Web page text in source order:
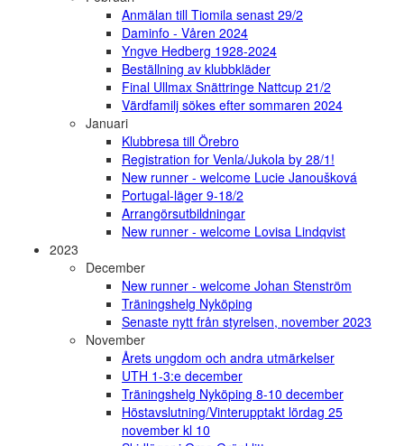
Anmälan till Tiomila senast 29/2
Daminfo - Våren 2024
Yngve Hedberg 1928-2024
Beställning av klubbkläder
Final Ullmax Snättringe Nattcup 21/2
Värdfamilj sökes efter sommaren 2024
Januari
Klubbresa till Örebro
Registration for Venla/Jukola by 28/1!
New runner - welcome Lucie Janoušková
Portugal-läger 9-18/2
Arrangörsutbildningar
New runner - welcome Lovisa Lindqvist
2023
December
New runner - welcome Johan Stenström
Träningshelg Nyköping
Senaste nytt från styrelsen, november 2023
November
Årets ungdom och andra utmärkelser
UTH 1-3:e december
Träningshelg Nyköping 8-10 december
Höstavslutning/Vinterupptakt lördag 25
november kl 10